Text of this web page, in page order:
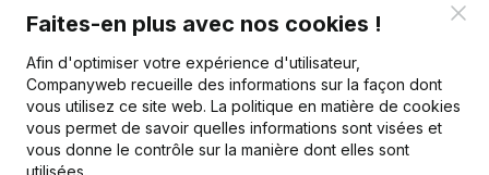
Faites-en plus avec nos cookies !
Afin d'optimiser votre expérience d'utilisateur,
Companyweb recueille des informations sur la façon dont
vous utilisez ce site web. La politique en matière de cookies
vous permet de savoir quelles informations sont visées et
vous donne le contrôle sur la manière dont elles sont
utilisées.
Français
Informations d’entreprise
Monitoring